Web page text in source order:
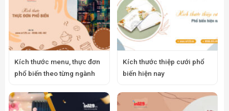
Kích thước menu, thực đơn
phổ biến theo từng ngành
Kích thước thiệp cưới phổ
biến hiện nay